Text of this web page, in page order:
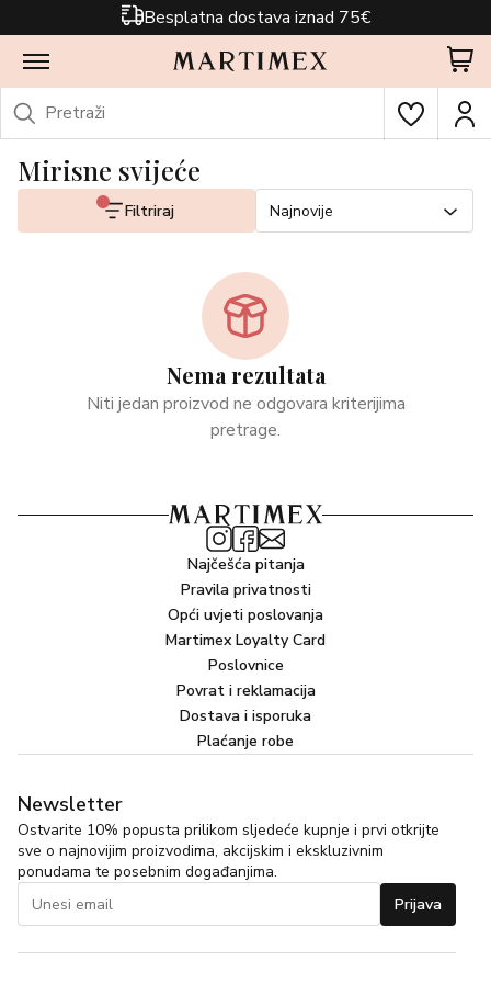
Besplatna dostava iznad 75€
Mirisne svijeće
Filtriraj Najnovije
Nema rezultata
Niti jedan proizvod ne odgovara kriterijima
pretrage.
Najčešća pitanja
Pravila privatnosti
Opći uvjeti poslovanja
Martimex Loyalty Card
Poslovnice
Povrat i reklamacija
Dostava i isporuka
Plaćanje robe
Newsletter
Ostvarite 10% popusta prilikom sljedeće kupnje i prvi otkrijte
sve o najnovijim proizvodima, akcijskim i ekskluzivnim
ponudama te posebnim događanjima.
Prijava